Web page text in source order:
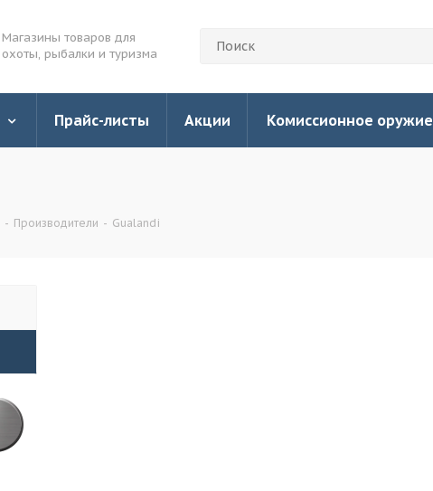
Магазины товаров для
охоты, рыбалки и туризма
Прайс-листы Акции Комиссионное оружие
- Производители - Gualandi